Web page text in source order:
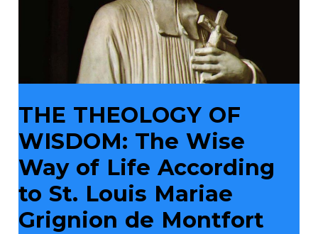
THE THEOLOGY OF
WISDOM: The Wise
Way of Life According
to St. Louis Mariae
Grignion de Montfort
de